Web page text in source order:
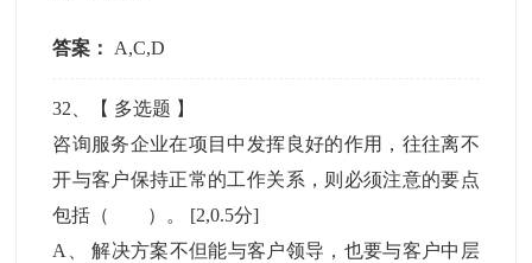
答案： A,C,D
32 、【 多选题 】
咨询服务企业在项目中发挥良好的作用，往往离不
开与客户保持正常的工作关系，则必须注意的要点
包括（ ）。 [2,0.5分]
A
、解决方案不但能与客户领导，也要与客户中层